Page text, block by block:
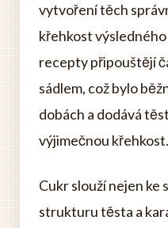
vytvoření těch
křehkost
recepty připouštějí
sádlem, což bylo
dobách a dodává
výjimečnou křehkost.
Cukr slouží nejen ke
strukturu těsta a